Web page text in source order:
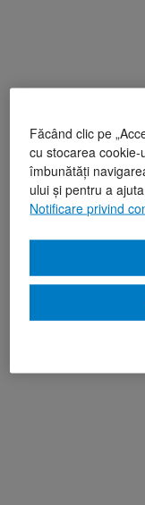
Făcând clic pe
cu stocarea
îmbunătăți
ului și pentru a
Notificare privind